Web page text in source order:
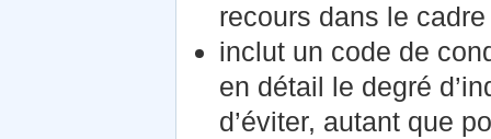
recours dans le
inclut un code de
en détail le degré
d’éviter, autant que